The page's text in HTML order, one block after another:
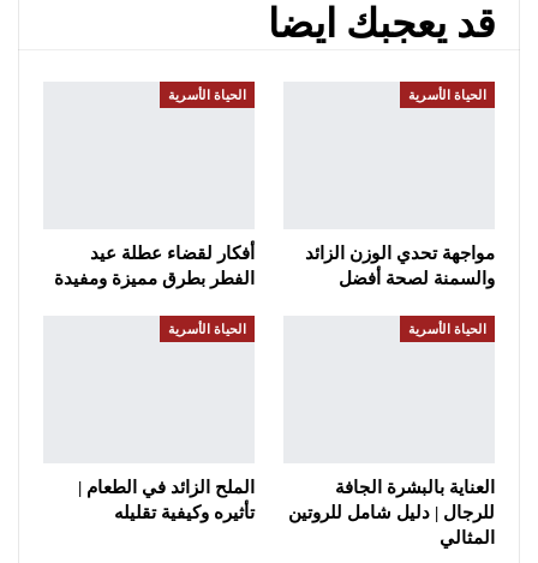
قد يعجبك ايضا
الحياة الأسرية
مواجهة تحدي الوزن الزائد
والسمنة لصحة أفضل
الحياة الأسرية
أفكار لقضاء عطلة عيد
الفطر بطرق مميزة ومفيدة
الحياة الأسرية
العناية بالبشرة الجافة
للرجال | دليل شامل للروتين
المثالي
الحياة الأسرية
الملح الزائد في الطعام |
تأثيره وكيفية تقليله